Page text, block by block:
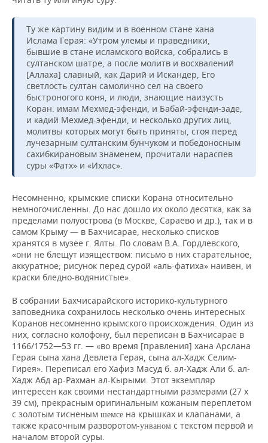
Ту же картину видим и в военном стане хана
Ислама Герая: «Утром улемы и праведники,
бывшие в стане исламского войска, собрались в
султанском шатре, а после молитв и восхвалений
[Аллаха] славный, как Дарий и Искандер, Его
светлость султан самолично сел на своего
быстроногого коня, и люди, знающие наизусть
Коран: имам Мехмед-эфенди, и Бабай-эфенди-заде,
и кадий Мехмед-эфенди, и несколько других лиц,
молитвы которых могут быть приняты, стоя перед
лучезарным султанским бунчуком и победоносным
сахибкирановым знаменем, прочитали нараспев
суры «Фатх» и «Ихлас».
Несомненно, крымские списки Корана относительно
немногочисленны. До нас дошло их около десятка, как за
пределами полуострова (в Москве, Сараево и др.), так и в
самом Крыму — в Бахчисарае, несколько списков
хранятся в музее г. Ялты. По словам В.А. Гордлевского,
«они не блещут изяществом: письмо в них старательное,
аккуратное; рисунок перед сурой «аль-фатиха» наивен, и
краски бледно-водянистые».
В собрании Бахчисарайского историко-культурного
заповедника сохранилось несколько очень интересных
Коранов несомненно крымского происхождения. Один из
них, согласно колофону, был переписан в Бахчисарае в
1166/1752—53 гг. — «во время [правления] хана Арслана
Герая сына хана Девлета Герая, сына ал-Хадж Селим-
Гирея». Переписал его Хафиз Масуд б. ал-Хадж Али б. ал-
Хадж Абд ар-Рахман ал-Кырыми. Этот экземпляр
интересен как своими нестандартными размерами (27 х
39 см), прекрасным оригинальным кожаным переплетом
с золотым тисненым шемсе на крышках и клапанами, а
также красочным разворотом-унваном с текстом первой и
началом второй суры.